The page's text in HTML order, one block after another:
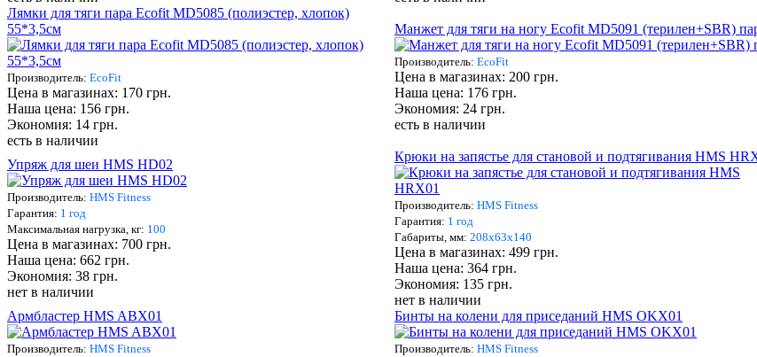
Лямки для тяги пара Ecofit MD5085 (полиэстер, хлопок)
55*3,5см
Производитель: EcoFit
Цена в магазинах: 170 грн.
Наша цена: 156 грн.
Экономия: 14 грн.
есть в наличии
Манжет для тяги на ногу Ecofit MD5091 (терилен+SBR)
Производитель: EcoFit
Цена в магазинах: 200 грн.
Наша цена: 176 грн.
Экономия: 24 грн.
есть в наличии
Упряж для шеи HMS HD02
Производитель: HMS Fitness
Гарантия: 1 год
Максимальная нагрузка, кг: 100
Цена в магазинах: 700 грн.
Наша цена: 662 грн.
Экономия: 38 грн.
нет в наличии
Крюки на запястье для становой и подтягивания HMS
Производитель: HMS Fitness
Гарантия: 1 год
Габариты, мм: 208х63х140
Цена в магазинах: 499 грн.
Наша цена: 364 грн.
Экономия: 135 грн.
нет в наличии
Армбластер HMS ABX01
Производитель: HMS Fitness
Бинты на колени для приседаний HMS OKX01
Производитель: HMS Fitness